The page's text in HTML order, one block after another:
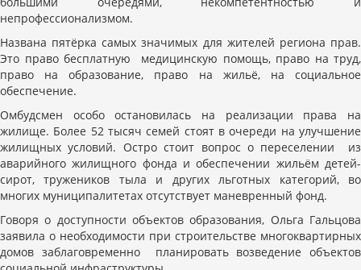
непрофессионализмом.
Названа пятёрка самых значимых для жителей региона прав.
Это право бесплатную медицинскую помощь, право на труд,
право на образование, право на жильё, на социальное
обеспечение.
Омбудсмен особо остановилась на реализации права на
жилище. Более 52 тысяч семей стоят в очереди на улучшение
жилищных условий. Остро стоит вопрос о переселении из
аварийного жилищного фонда и обеспечении жильём детей-
сирот, тружеников тыла и других льготных категорий, во
многих муниципалитетах отсутствует маневренный фонд.
Говоря о доступности объектов образования, Ольга Гальцова
заявила о необходимости при строительстве многоквартирных
домов заблаговременно планировать возведение объектов